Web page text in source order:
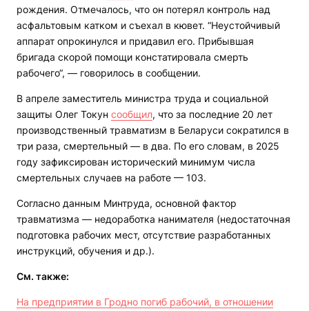
рождения. Отмечалось, что он потерял контроль над
асфальтовым катком и съехал в кювет. “Неустойчивый
аппарат опрокинулся и придавил его. Прибывшая
бригада скорой помощи констатировала смерть
рабочего“, — говорилось в сообщении.
В апреле заместитель министра труда и социальной
защиты Олег Токун сообщил, что за последние 20 лет
производственный травматизм в Беларуси сократился в
три раза, смертельный — в два. По его словам, в 2025
году зафиксирован исторический минимум числа
смертельных случаев на работе — 103.
Согласно данным Минтруда, основной фактор
травматизма — недоработка нанимателя (недостаточная
подготовка рабочих мест, отсутствие разработанных
инструкций, обучения и др.).
См. также:
На предприятии в Гродно погиб рабочий, в отношении